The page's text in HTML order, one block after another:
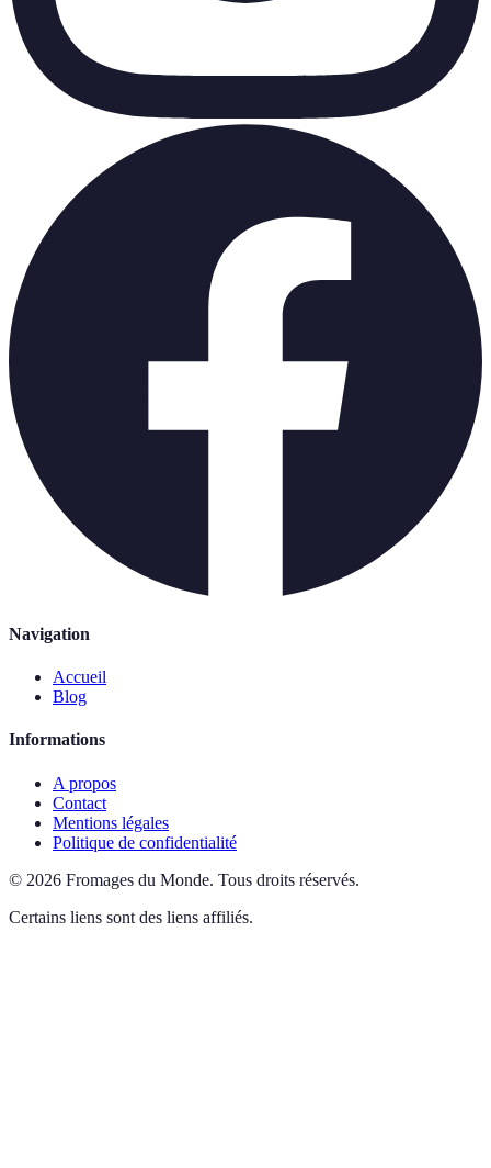
Navigation
Accueil
Blog
Informations
A propos
Contact
Mentions légales
Politique de confidentialité
© 2026 Fromages du Monde. Tous droits réservés.
Certains liens sont des liens affiliés.